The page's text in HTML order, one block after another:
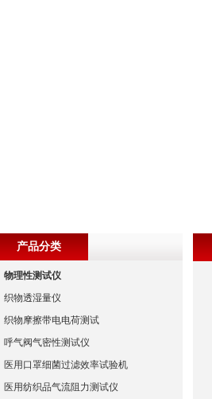
产品分类
物理性测试仪
织物透湿量仪
织物摩擦带电电荷测试
呼气阀气密性测试仪
医用口罩细菌过滤效率试验机
医用纺织品气流阻力测试仪